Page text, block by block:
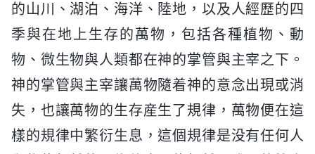
的山川、湖泊、海洋、陸地，以及人經歷的四
季與在地上生存的萬物，包括各種植物、動
物、微生物與人類都在神的掌管與主宰之下。
神的掌管與主宰讓萬物隨着神的意念出現或消
失，也讓萬物的生存産生了規律，萬物便在這
樣的規律中繁衍生息，這個規律是没有任何人